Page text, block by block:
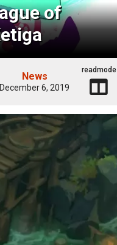
of
News
December 6, 2019
readmode